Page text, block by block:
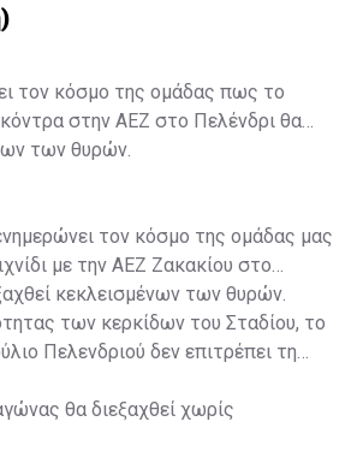
τον κόσμο της ομάδας πως το
κόντρα στην ΑΕΖ στο Πελένδρι θα
των θυρών.
τον κόσμο της ομάδας μας
με την ΑΕΖ Ζακακίου στο
κεκλεισμένων των θυρών.
των κερκίδων του Σταδίου, το
Πελενδριού δεν επιτρέπει τη
θα διεξαχθεί χωρίς